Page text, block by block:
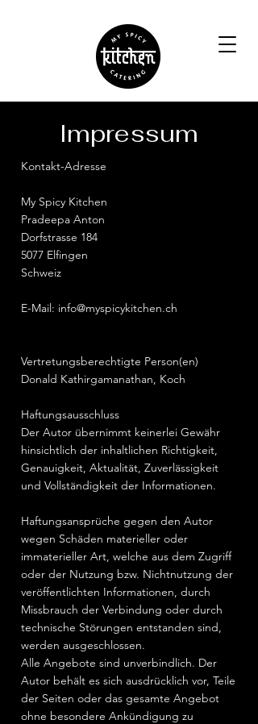
Impressum
Kontakt-Adresse
My Spicy Kitchen
Pradeepa Anton
Dorfstrasse 184
5077 Elfingen
Schweiz
E-Mail: info@myspicykitchen.ch
Vertretungsberechtigte Person(en)
Donald Kathirgamanathan, Koch
Haftungsausschluss
Der Autor übernimmt keinerlei Gewähr
hinsichtlich der inhaltlichen Richtigkeit,
Genauigkeit, Aktualität, Zuverlässigkeit
und Vollständigkeit der Informationen.
Haftungsansprüche gegen den Autor
wegen Schäden materieller oder
immaterieller Art, welche aus dem Zugriff
oder der Nutzung bzw. Nichtnutzung der
veröffentlichten Informationen, durch
Missbrauch der Verbindung oder durch
technische Störungen entstanden sind,
werden ausgeschlossen.
Alle Angebote sind unverbindlich. Der
Autor behält es sich ausdrücklich vor, Teile
der Seiten oder das gesamte Angebot
ohne besondere Ankündigung zu